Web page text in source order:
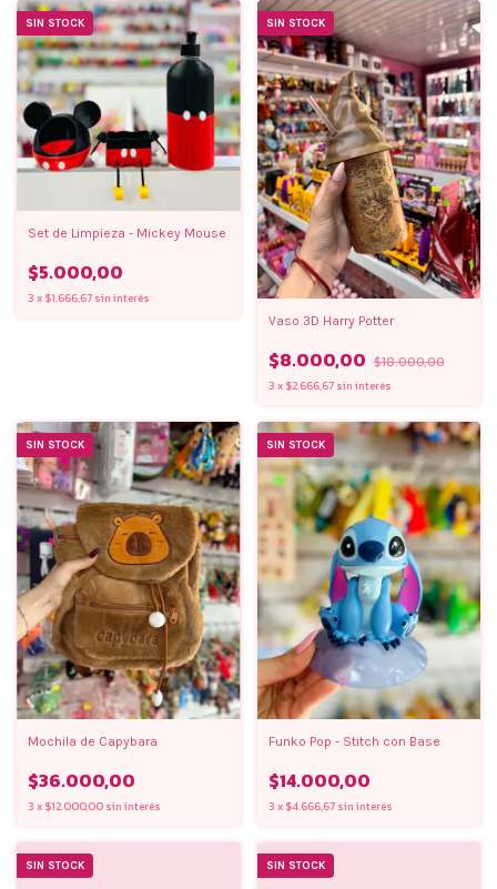
SIN STOCK
Set de Limpieza - Mickey Mouse
$5.000,00
3 x $1.666,67 sin interés
SIN STOCK
Vaso 3D Harry Potter
$8.000,00 $18.000,00
3 x $2.666,67 sin interés
SIN STOCK
Mochila de Capybara
$36.000,00
3 x $12.000,00 sin interés
SIN STOCK
Funko Pop - Stitch con Base
$14.000,00
3 x $4.666,67 sin interés
SIN STOCK SIN STOCK